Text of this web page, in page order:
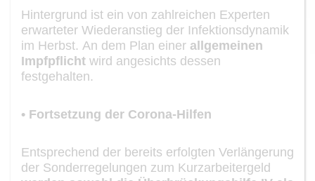
Hintergrund ist ein von zahlreichen Experten
erwarteter Wiederanstieg der Infektionsdynamik
im Herbst. An dem Plan einer allgemeinen
Impfpflicht wird angesichts dessen
festgehalten.
• Fortsetzung der Corona-Hilfen
Entsprechend der bereits erfolgten Verlängerung
der Sonderregelungen zum Kurzarbeitergeld